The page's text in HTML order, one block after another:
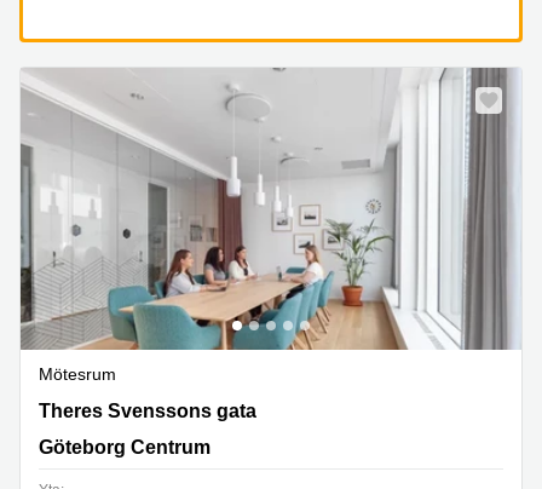
Mötesrum
Theres Svenssons gata 13, Göteborg Centrum
Theres Svenssons gata
Göteborg Centrum